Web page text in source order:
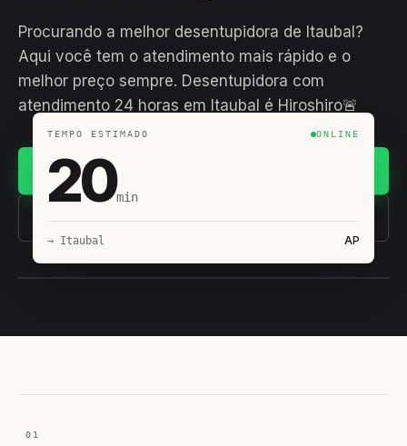
Procurando a melhor desentupidora de Itaubal?
Aqui você tem o atendimento mais rápido e o
melhor preço sempre. Desentupidora com
atendimento 24 horas em Itaubal é Hiroshiro🚨
(11) 93407-8838
TEMPO ESTIMADO ONLINE
20min
→ Itaubal AP
01